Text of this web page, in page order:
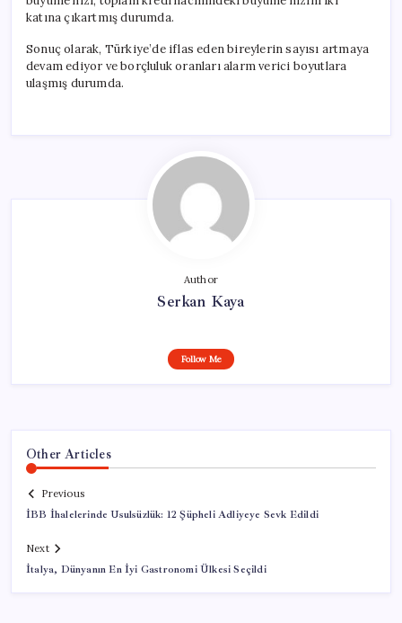
katına çıkartmış durumda.
Sonuç olarak, Türkiye’de iflas eden bireylerin sayısı artmaya
devam ediyor ve borçluluk oranları alarm verici boyutlara
ulaşmış durumda.
Author
Serkan Kaya
Follow Me
Other Articles
Previous
İBB İhalelerinde Usulsüzlük: 12 Şüpheli Adliyeye Sevk Edildi
Next
İtalya, Dünyanın En İyi Gastronomi Ülkesi Seçildi